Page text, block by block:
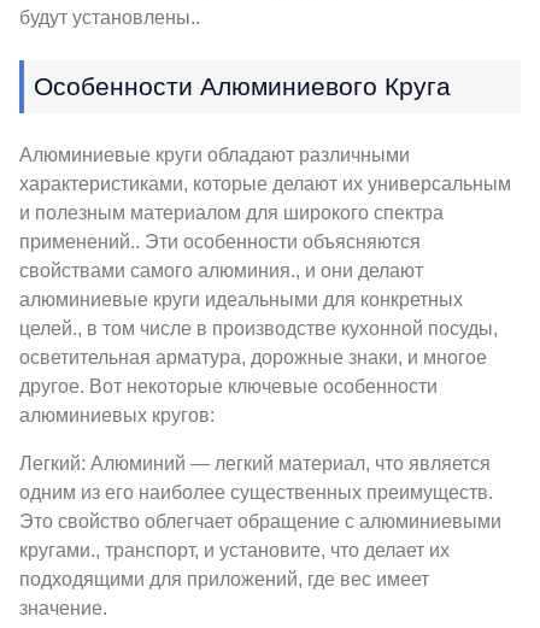
будут установлены..
Особенности Алюминиевого Круга
Алюминиевые круги обладают различными
характеристиками, которые делают их универсальным
и полезным материалом для широкого спектра
применений.. Эти особенности объясняются
свойствами самого алюминия., и они делают
алюминиевые круги идеальными для конкретных
целей., в том числе в производстве кухонной посуды,
осветительная арматура, дорожные знаки, и многое
другое. Вот некоторые ключевые особенности
алюминиевых кругов:
Легкий: Алюминий — легкий материал, что является
одним из его наиболее существенных преимуществ.
Это свойство облегчает обращение с алюминиевыми
кругами., транспорт, и установите, что делает их
подходящими для приложений, где вес имеет
значение.